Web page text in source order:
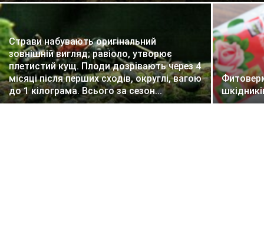
Страви набувають оригінальний
зовнішній вигляд; равіоло, утворює
плетистий кущ. Плоди дозрівають через 4
місяці після перших сходів, округлі, вагою
до 1 кілограма. Всього за сезон...